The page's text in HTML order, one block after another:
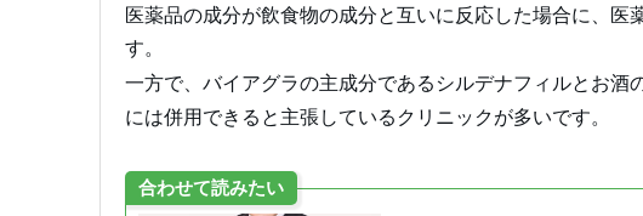
医薬品の成分が飲食物の成分と互いに反応した場合に、医
す。
一方で、バイアグラの主成分であるシルデナフィルとお酒
には併用できると主張しているクリニックが多いです。
合わせて読みたい